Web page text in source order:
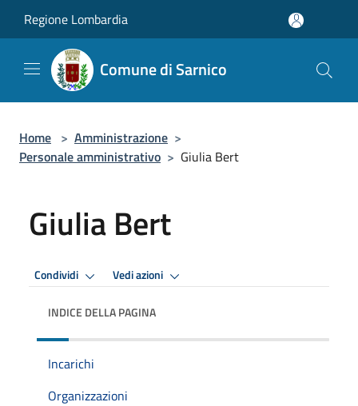
Regione Lombardia
Comune di Sarnico
Home > Amministrazione >
Personale amministrativo > Giulia Bert
Giulia Bert
Condividi Vedi azioni
INDICE DELLA PAGINA
Incarichi
Organizzazioni